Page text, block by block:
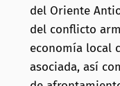
del Oriente
del conflicto
economía local
asociada, así